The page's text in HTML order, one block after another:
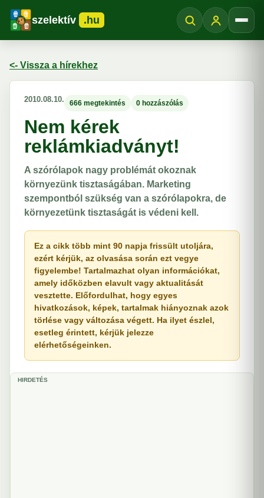
szelektív .hu
<- Vissza a hírekhez
2010.08.10. 666 megtekintés 0 hozzászólás
Nem kérek
reklámkiadványt!
A szórólapok nagy problémát okoznak
környezünk tisztaságában. Marketing
szempontból szükség van a szórólapokra, de
környezetünk tisztaságát is védeni kell.
Ez a cikk több mint 90 napja frissült utoljára,
ezért kérjük, az olvasása során ezt vegye
figyelembe! Tartalmazhat olyan információkat,
amely időközben elavult vagy aktualitását
vesztette. Előfordulhat, hogy egyes
hivatkozások, képek, tartalmak hiányoznak azok
törlése vagy változása végett. Ha ilyet észlel,
esetleg érintett, kérjük jelezze
elérhetőségeinken.
HIRDETÉS